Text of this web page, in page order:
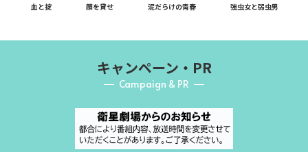
血と掟 顔を貸せ 泥だらけの靑春 強虫女と弱虫男
キャンペーン・PR
Campaign & PR